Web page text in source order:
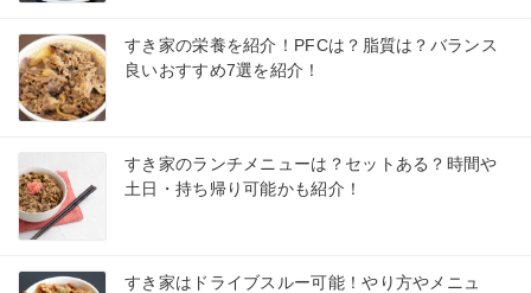
すき家の栄養を紹介！PFCは？脂質は？バランス
良いおすすめ7選を紹介！
すき家のランチメニューは？セットある？時間や
土日・持ち帰り可能かも紹介！
すき家はドライブスルー可能！やり方やメニュ